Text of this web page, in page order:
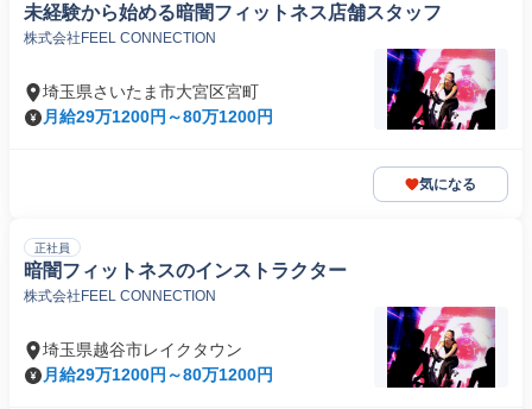
未経験から始める暗闇フィットネス店舗スタッフ
株式会社FEEL CONNECTION
埼玉県さいたま市大宮区宮町
月給29万1200円～80万1200円
気になる
正社員
暗闇フィットネスのインストラクター
株式会社FEEL CONNECTION
埼玉県越谷市レイクタウン
月給29万1200円～80万1200円